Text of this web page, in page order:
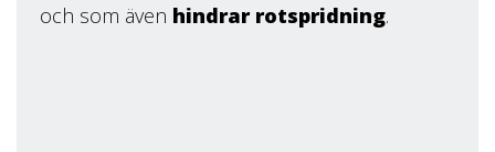
och som även hindrar rotspridning.